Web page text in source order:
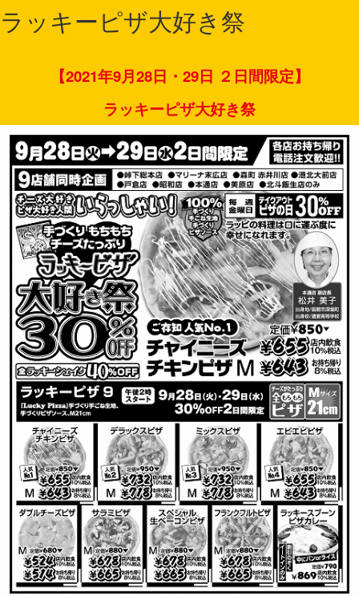
ラッキーピザ大好き祭
【2021年9月28日・29日 ２日間限定】
ラッキーピザ大好き祭